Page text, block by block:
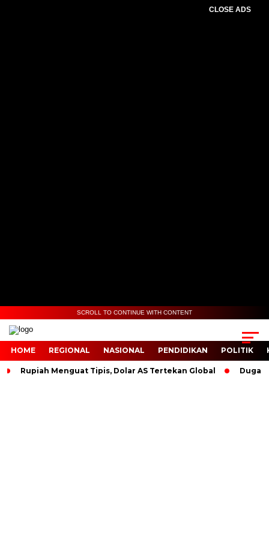
CLOSE ADS
SCROLL TO CONTINUE WITH CONTENT
HOME REGIONAL NASIONAL PENDIDIKAN POLITIK
Rupiah Menguat Tipis, Dolar AS Tertekan Global